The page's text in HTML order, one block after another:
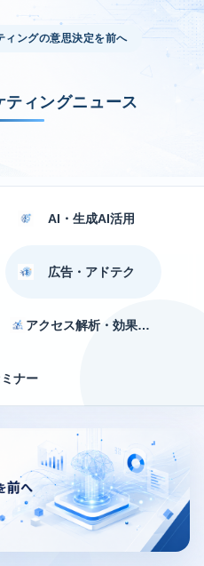
ィングの意思決定を前へ
ィングニュース
AI・生成AI活用
広告・アドテク
アクセス解析・効果測定
ナー